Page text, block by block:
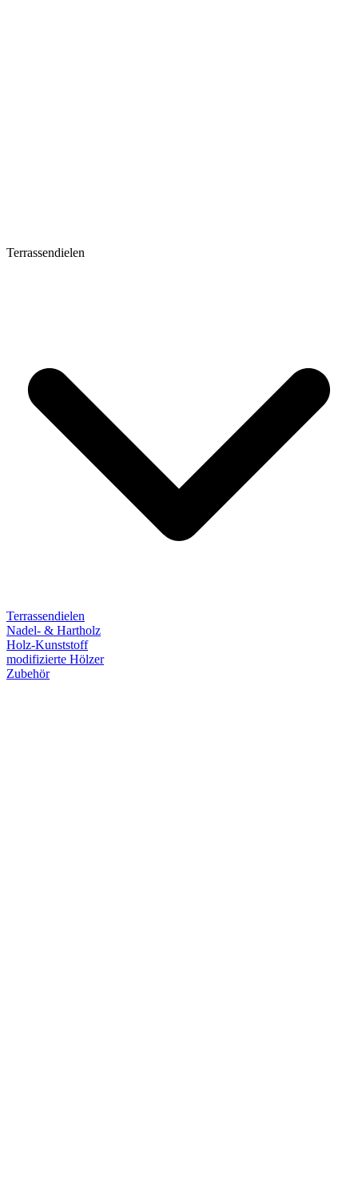
Terrassendielen
Terrassendielen
Nadel- & Hartholz
Holz-Kunststoff
modifizierte Hölzer
Zubehör